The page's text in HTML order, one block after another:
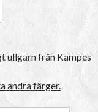
mängd
ullgarnfrån Kampes
andra färger.